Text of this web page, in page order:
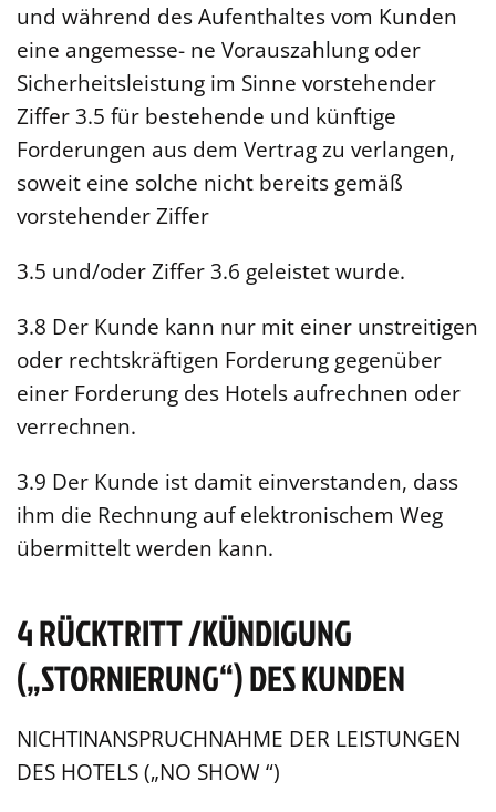
und während des Aufenthaltes vom Kunden
eine angemesse- ne Vorauszahlung oder
Sicherheitsleistung im Sinne vorstehender
Ziffer 3.5 für bestehende und künftige
Forderungen aus dem Vertrag zu verlangen,
soweit eine solche nicht bereits gemäß
vorstehender Ziffer
3.5 und/oder Ziffer 3.6 geleistet wurde.
3.8 Der Kunde kann nur mit einer unstreitigen
oder rechtskräftigen Forderung gegenüber
einer Forderung des Hotels aufrechnen oder
verrechnen.
3.9 Der Kunde ist damit einverstanden, dass
ihm die Rechnung auf elektronischem Weg
übermittelt werden kann.
4 RÜCKTRITT /KÜNDIGUNG
(„STORNIERUNG“) DES KUNDEN
NICHTINANSPRUCHNAHME DER LEISTUNGEN
DES HOTELS („NO SHOW “)